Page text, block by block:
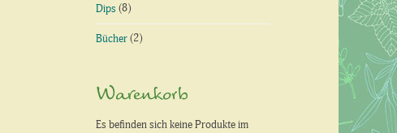
Dips (8)
Bücher (2)
Warenkorb
Es befinden sich keine Produkte im